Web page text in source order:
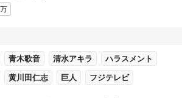
青木歌音 清水アキラ ハラスメント
黄川田仁志 巨人 フジテレビ